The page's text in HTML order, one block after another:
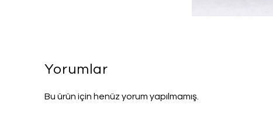
Yorumlar
Bu ürün için henüz yorum yapılmamış.